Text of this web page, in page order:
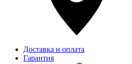
Доставка и оплата
Гарантия